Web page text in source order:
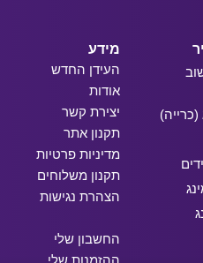
(כרייה)
מידע
העידן החדש
אודות
יצירת קשר
תקנון אתר
מדיניות פרטיות
תקנון משלוחים
הצהרת נגישות
החשבון שלי